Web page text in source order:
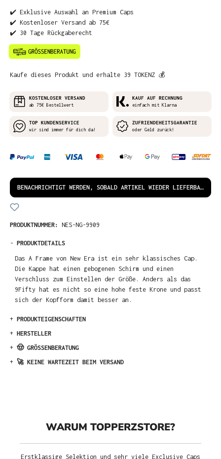
✔️ Exklusive Auswahl an Premium Caps
✔️ Kostenloser Versand ab 75€
✔️ 30 Tage Rückgaberecht
Kaufe dieses Produkt und erhalte 39 TOKENZ 💰
KOSTENLOSER VERSAND
ab 75€ Bestellwert
KAUF AUF RECHNUNG
einfach mit Klarna
TOP KUNDENSERVICE
wir sind immer für dich da!
ZUFRIENDEHEITSGARANTIE
oder Geld zurück!
BENACHRICHTIGT WERDEN, SOBALD ARTIKEL WIEDER LIEFERBAR IST!
PRODUKTNUMMER: NES-NG-9909
- PRODUKTDETAILS
Das A Frame von New Era ist ein sehr klassisches Cap.
Die Kappe hat einen gebogenen Schirm und einen
Verschluss zum Einstellen der Größe. Anders als das
9Fifty hat es nicht so eine hohe feste Krone und passt
sich der Kopfform damit besser an.
+ PRODUKTEIGENSCHAFTEN
+ HERSTELLER
+ 🤠 GRÖSSENBERATUNG
+ 🚀 KEINE WARTEZEIT BEIM VERSAND
WARUM TOPPERZSTORE?
Erstklassige Selektion und sehr viele Exclusive Caps